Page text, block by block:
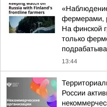
фермерами,
На финской
только
13:44
России